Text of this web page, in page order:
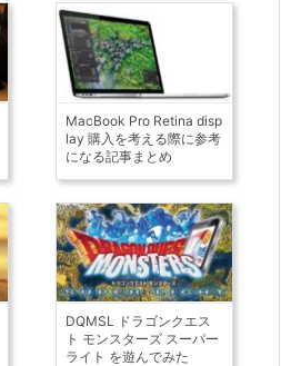
MacBook Pro Retina disp
lay 購入を考える際に参考
になる記事まとめ
DQMSL ドラゴンクエス
ト モンスターズ スーパー
ライト を遊んでみた